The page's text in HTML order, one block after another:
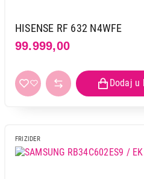
HISENSE RF 632 N4WFE
99.999,00
FRIZIDER